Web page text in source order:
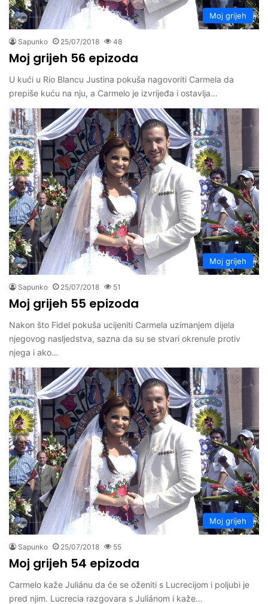
Moj grijeh
Sapunko 25/07/2018 48
Moj grijeh 56 epizoda
U kući u Rio Blancu Justina pokuša nagovoriti Carmela da
prepiše kuću na nju, a Carmelo je izvrijeđa i ostavlja…
Moj grijeh
Sapunko 25/07/2018 51
Moj grijeh 55 epizoda
Nakon što Fidel pokuša ucijeniti Carmela uzimanjem dijela
njegovog nasljedstva, sazna da su se stvari okrenule protiv
njega i ako…
Moj grijeh
Sapunko 25/07/2018 55
Moj grijeh 54 epizoda
Carmelo kaže Juliánu da će se oženiti s Lucrecijom i poljubi je
pred njim. Lucrecia razgovara s Juliánom i kaže…